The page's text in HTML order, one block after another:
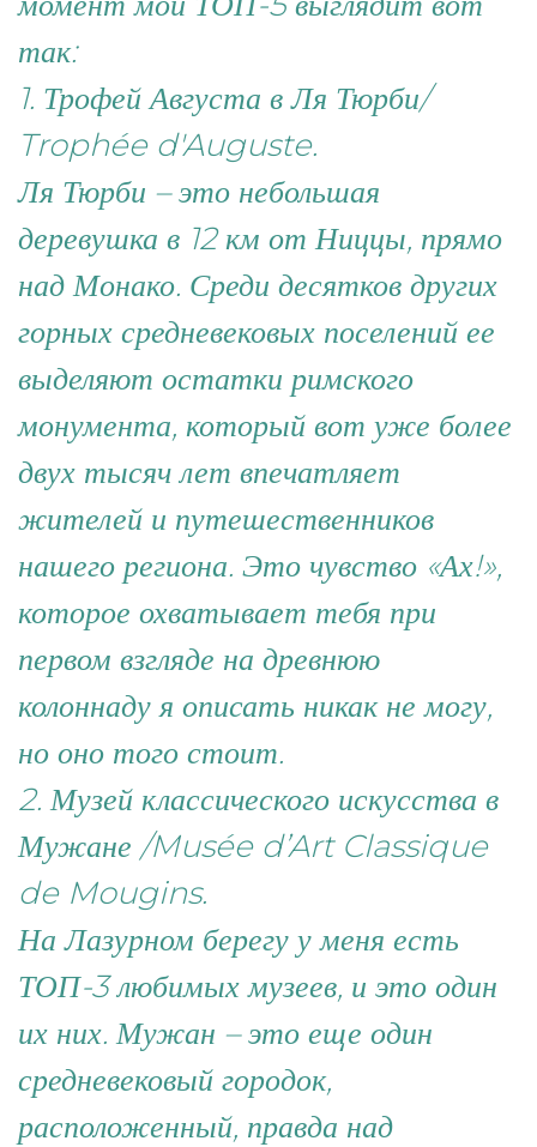
так:
1. Трофей Августа в Ля Тюрби/
Trophée d'Auguste.
Ля Тюрби – это небольшая
деревушка в 12 км от Ниццы, прямо
над Монако. Среди десятков других
горных средневековых поселений ее
выделяют остатки римского
монумента, который вот уже более
двух тысяч лет впечатляет
жителей и путешественников
нашего региона. Это чувство «Ах!»,
которое охватывает тебя при
первом взгляде на древнюю
колоннаду я описать никак не могу,
но оно того стоит.
2. Музей классического искусства в
Мужане /Musée d’Art Classique
de Mougins.
На Лазурном берегу у меня есть
ТОП-3 любимых музеев, и это один
их них. Мужан – это еще один
средневековый городок,
расположенный, правда над